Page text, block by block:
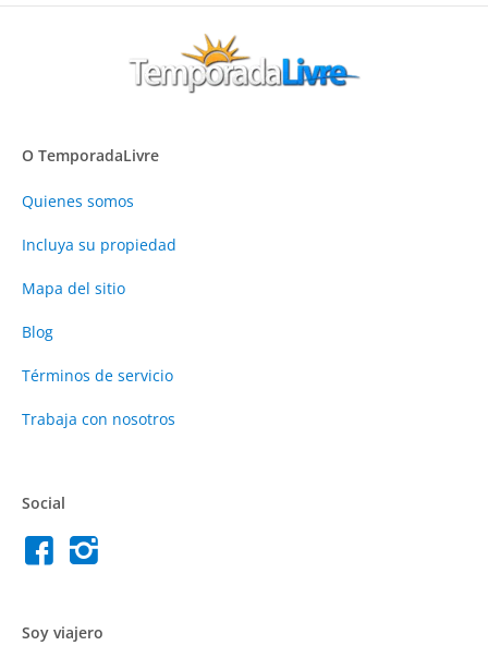
O TemporadaLivre
Quienes somos
Incluya su propiedad
Mapa del sitio
Blog
Términos de servicio
Trabaja con nosotros
Social
Soy viajero